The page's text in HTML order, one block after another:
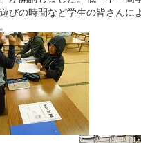
びの時間など学生の皆さんに